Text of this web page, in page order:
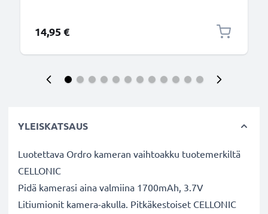
14,95 €
YLEISKATSAUS
Luotettava Ordro kameran vaihtoakku tuotemerkiltä
CELLONIC
Pidä kamerasi aina valmiina 1700mAh, 3.7V
Litiumionit kamera-akulla. Pitkäkestoiset CELLONIC